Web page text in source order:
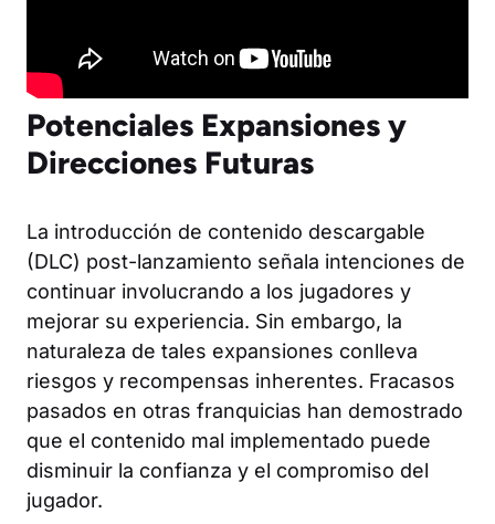
Potenciales Expansiones y
Direcciones Futuras
La introducción de contenido descargable
(DLC) post-lanzamiento señala intenciones de
continuar involucrando a los jugadores y
mejorar su experiencia. Sin embargo, la
naturaleza de tales expansiones conlleva
riesgos y recompensas inherentes. Fracasos
pasados en otras franquicias han demostrado
que el contenido mal implementado puede
disminuir la confianza y el compromiso del
jugador.